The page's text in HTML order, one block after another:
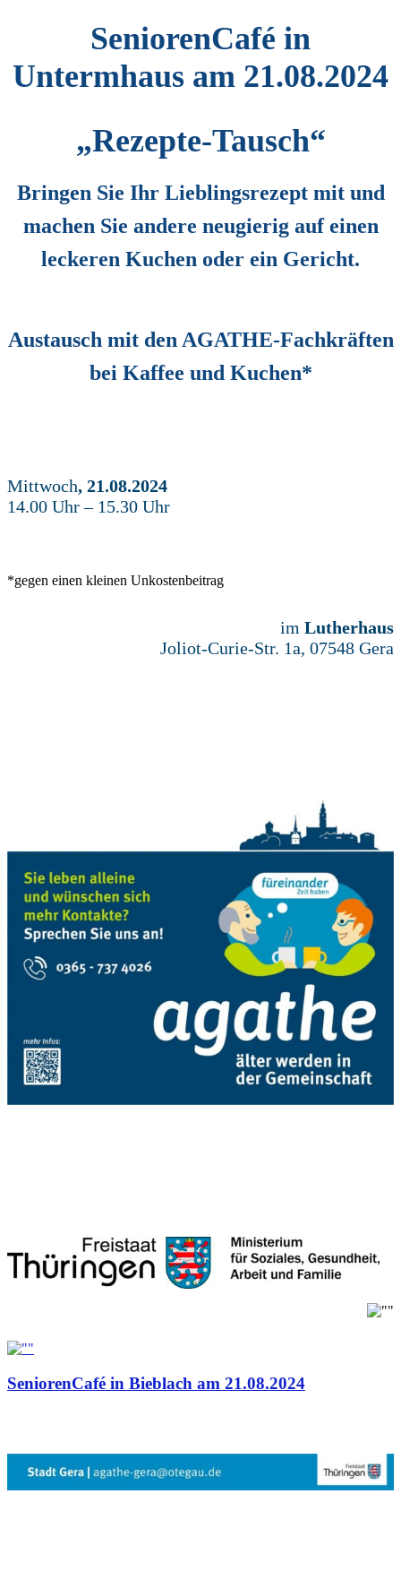
SeniorenCafé in
Untermhaus am 21.08.2024
„Rezepte-Tausch“
Bringen Sie Ihr Lieblingsrezept mit und
machen Sie andere neugierig auf einen
leckeren Kuchen oder ein Gericht.
Austausch mit den AGATHE-Fachkräften
bei Kaffee und Kuchen*
Mittwoch, 21.08.2024
14.00 Uhr – 15.30 Uhr
*gegen einen kleinen Unkostenbeitrag
im Lutherhaus
Joliot-Curie-Str. 1a, 07548 Gera
SeniorenCafé in Bieblach am 21.08.2024